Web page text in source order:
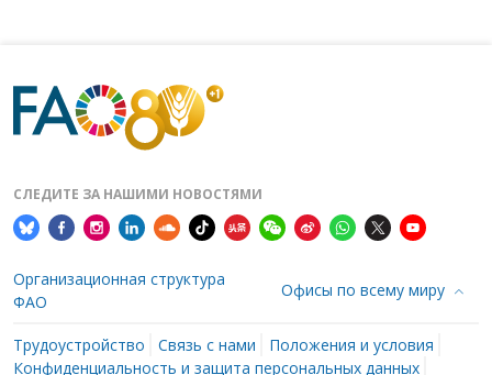
СЛЕДИТЕ ЗА НАШИМИ НОВОСТЯМИ
Организационная структура
ФАО
Офисы по всему миру
Трудоустройство Связь с нами
Положения и условия
Конфиденциальность и защита персональных данных